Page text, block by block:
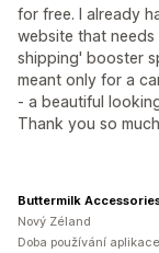
for free. I already
website that
shipping' booster
meant only for a
- a beautiful
Thank you so
Buttermilk
Nový Zéland
Doba používání